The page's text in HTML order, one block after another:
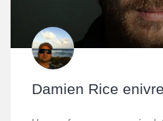
Damien Rice